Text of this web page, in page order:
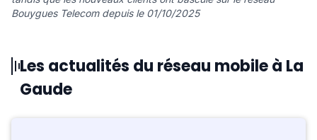
Bouygues Telecom depuis le 01/10/2025
Les actualités du réseau mobile à La
Gaude